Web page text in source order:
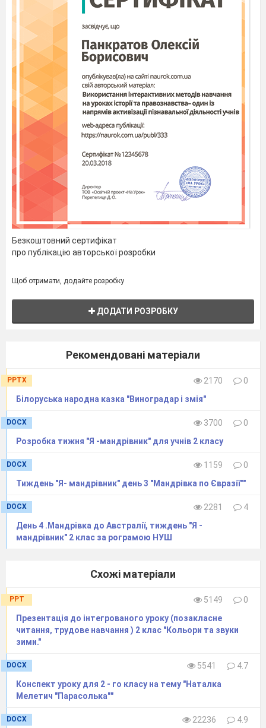
Безкоштовний сертифікат
про публікацію авторської розробки
Щоб отримати, додайте розробку
ДОДАТИ РОЗРОБКУ
Рекомендовані матеріали
PPTX 2170
0
Білоруська народна казка "Виноградар і змія"
DOCX 3700
0
Розробка тижня "Я -мандрівник" для учнів 2 класу
DOCX 1159
0
Тиждень "Я- мандрівник" день 3 "Мандрівка по Євразії""
DOCX 2281
4
День 4 .Мандрівка до Австралії, тиждень "Я -
мандрівник" 2 клас за рограмою НУШ
Схожі матеріали
PPT 5149
0
Презентація до інтегрованого уроку (позакласне
читання, трудове навчання ) 2 клас "Кольори та звуки
зими."
DOCX 5541
4.7
Конспект уроку для 2 - го класу на тему "Наталка
Мелетич "Парасолька""
DOCX 22236
4.9